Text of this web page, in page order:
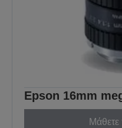
Epson 16mm
Μάθετε